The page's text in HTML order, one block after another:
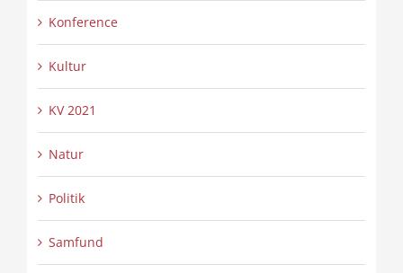
Konference
Kultur
KV 2021
Natur
Politik
Samfund